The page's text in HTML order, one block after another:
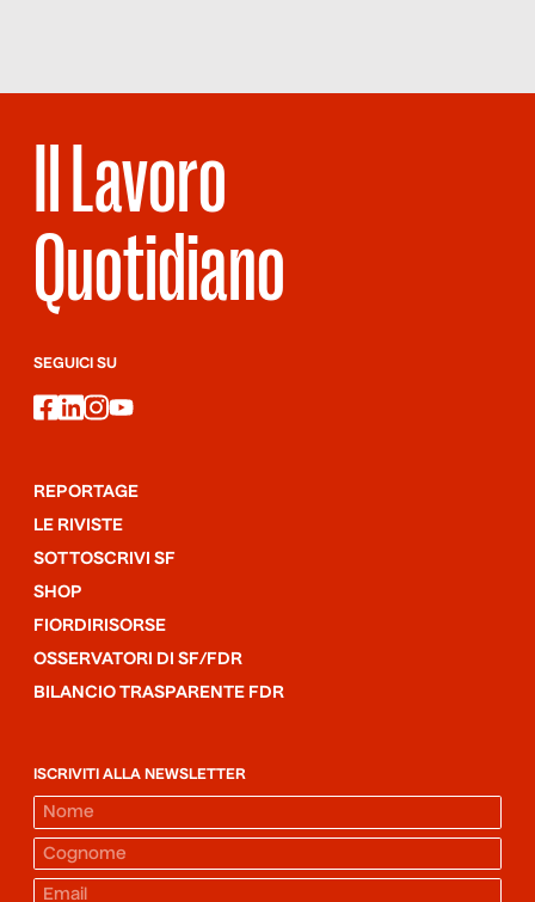
Il Lavoro
Quotidiano
SEGUICI SU
facebook
linkedin
instagram
youtube
REPORTAGE
LE RIVISTE
SOTTOSCRIVI SF
SHOP
FIORDIRISORSE
OSSERVATORI DI SF/FDR
BILANCIO TRASPARENTE FDR
ISCRIVITI ALLA NEWSLETTER